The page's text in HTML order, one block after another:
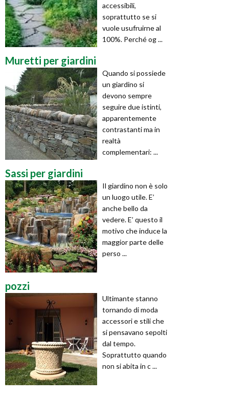
accessibili,
soprattutto se si
vuole usufruirne al
100%. Perché og ...
Muretti per giardini
Quando si possiede
un giardino si
devono sempre
seguire due istinti,
apparentemente
contrastanti ma in
realtà
complementari: ...
Sassi per giardini
Il giardino non è solo
un luogo utile. E’
anche bello da
vedere. E’ questo il
motivo che induce la
maggior parte delle
perso ...
pozzi
Ultimante stanno
tornando di moda
accessori e stili che
si pensavano sepolti
dal tempo.
Soprattutto quando
non si abita in c ...